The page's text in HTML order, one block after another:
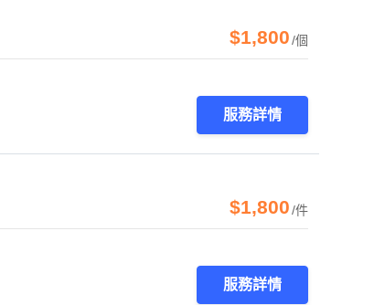
$1,800/個
服務詳情
$1,800/件
服務詳情